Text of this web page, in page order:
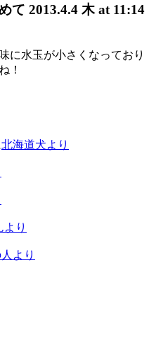
て 2013.4.4 木 at 11:14
に水玉が小さくなっており
！
北海道犬より
より
より